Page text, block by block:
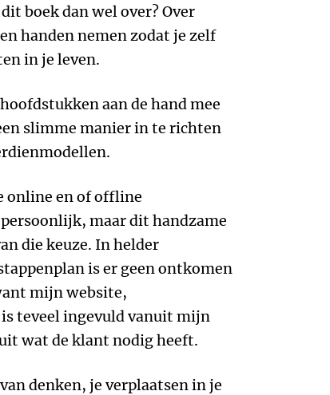
boek dan wel over? Over
handen nemen zodat je zelf
in je leven.
aan de hand mee
slimme manier in te richten
online en of offline
maar dit handzame
die keuze. In helder
is er geen ontkomen
mijn website,
teveel ingevuld vanuit mijn
wat de klant nodig heeft.
denken, je verplaatsen in je